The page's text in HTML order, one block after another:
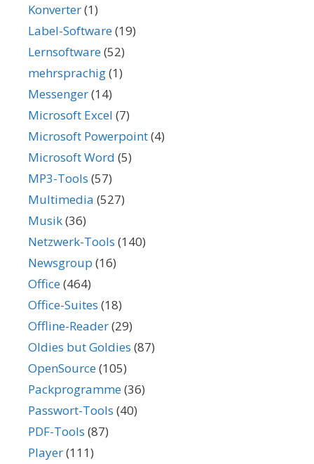
Konverter(1)
Label-Software(19)
Lernsoftware(52)
mehrsprachig(1)
Messenger(14)
Microsoft Excel (7)
Microsoft Powerpoint(4)
Microsoft Word (5)
MP3-Tools (57)
Multimedia (527)
Musik(36)
Netzwerk-Tools (140)
Newsgroup (16)
Office(464)
Office-Suites (18)
Offline-Reader(29)
Oldies but Goldies (87)
OpenSource(105)
Packprogramme(36)
Passwort-Tools (40)
PDF-Tools (87)
Player(111)